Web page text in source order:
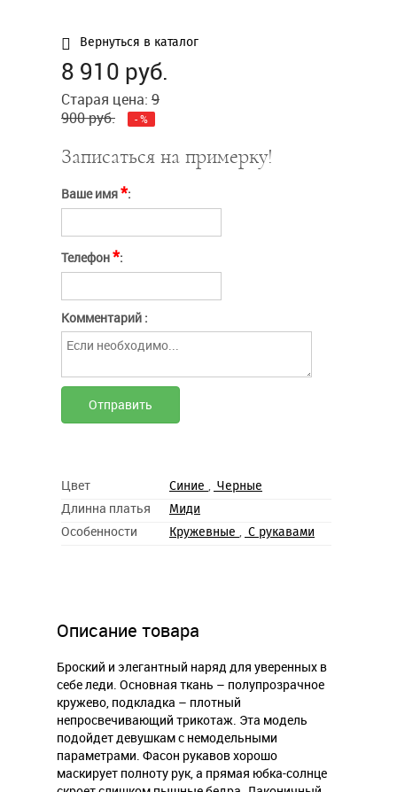
Вернуться в каталог
8 910 руб.
Старая цена: 9
900руб. -%
Записаться на примерку!
Ваше имя*:
Телефон*:
Комментарий :
Цвет Синие , Черные
Длинна платья Миди
Особенности Кружевные , С рукавами
Описание товара
Броский и элегантный наряд для уверенных в
себе леди. Основная ткань – полупрозрачное
кружево, подкладка – плотный
непросвечивающий трикотаж. Эта модель
подойдет девушкам с немодельными
параметрами. Фасон рукавов хорошо
маскирует полноту рук, а прямая юбка-солнце
"Отправить" вы
соглашаетесь с
условиями оферты